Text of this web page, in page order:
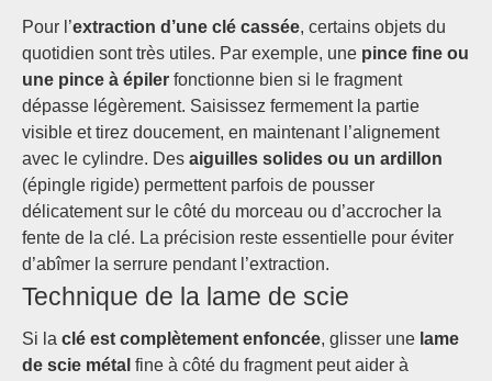
Pour l’extraction d’une clé cassée, certains objets du
quotidien sont très utiles. Par exemple, une pince fine ou
une pince à épiler fonctionne bien si le fragment
dépasse légèrement. Saisissez fermement la partie
visible et tirez doucement, en maintenant l’alignement
avec le cylindre. Des aiguilles solides ou un ardillon
(épingle rigide) permettent parfois de pousser
délicatement sur le côté du morceau ou d’accrocher la
fente de la clé. La précision reste essentielle pour éviter
d’abîmer la serrure pendant l’extraction.
Technique de la lame de scie
Si la clé est complètement enfoncée, glisser une lame
de scie métal fine à côté du fragment peut aider à